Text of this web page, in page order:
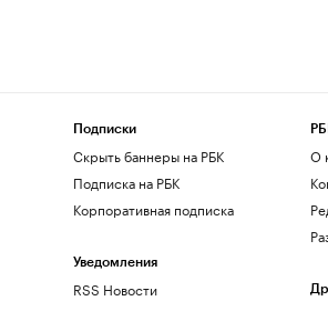
Подписки
Скрыть баннеры на РБК
Подписка на РБК
Корпоративная подписка
Уведомления
RSS Новости
О